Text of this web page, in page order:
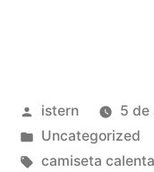
Publicado
por
istern
5 de
Publicado
en
Uncategorized
Etiquetas:
camiseta